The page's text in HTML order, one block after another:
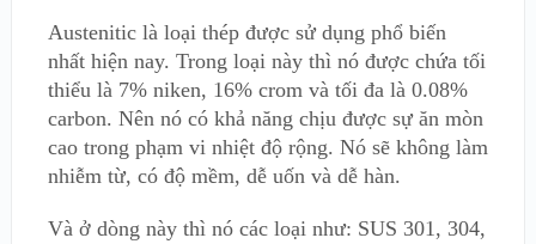
Austenitic là loại thép được sử dụng phổ biến
nhất hiện nay. Trong loại này thì nó được chứa tối
thiểu là 7% niken, 16% crom và tối đa là 0.08%
carbon. Nên nó có khả năng chịu được sự ăn mòn
cao trong phạm vi nhiệt độ rộng. Nó sẽ không làm
nhiễm từ, có độ mềm, dễ uốn và dễ hàn.
Và ở dòng này thì nó các loại như: SUS 301, 304,